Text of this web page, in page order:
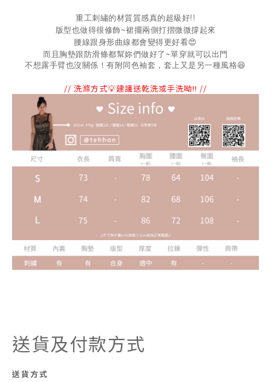
重工刺繡的材質質感真的超級好!!
版型也做得很修飾~裙擺兩側打摺微微撐起來
腰線跟身形曲線都會變得更好看😍
而且胸墊跟防滑條都幫妳們做好了~單穿就可以出門
不想露手臂也沒關係！有附同色袖套，套上又是另一種風格😆
// 洗滌方式💡建議送乾洗或手洗呦!! //
送貨及付款方式
送貨方式